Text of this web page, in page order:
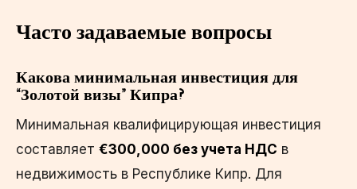
Часто задаваемые вопросы
Какова минимальная инвестиция для
“Золотой визы” Кипра?
Минимальная квалифицирующая инвестиция
составляет €300,000 без учета НДС в
недвижимость в Республике Кипр. Для